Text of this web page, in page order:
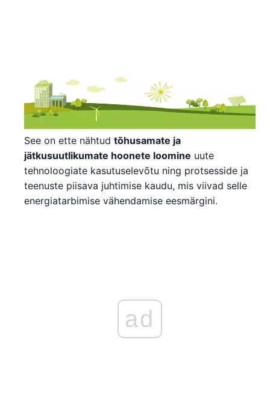
See on ette nähtud tõhusamate ja
jätkusuutlikumate hoonete loomine uute
tehnoloogiate kasutuselevõtu ning protsesside ja
teenuste piisava juhtimise kaudu, mis viivad selle
energiatarbimise vähendamise eesmärgini.
ad